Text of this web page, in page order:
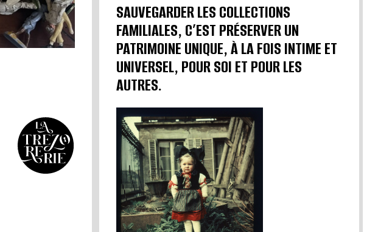
SAUVEGARDER LES COLLECTIONS
FAMILIALES, C’EST PRÉSERVER UN
PATRIMOINE UNIQUE, À LA FOIS INTIME ET
UNIVERSEL, POUR SOI ET POUR LES
AUTRES.